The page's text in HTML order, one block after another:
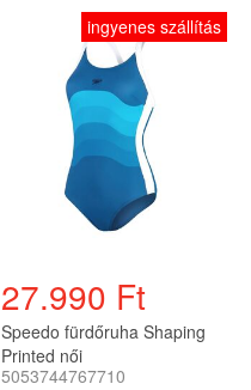
ingyenes szállítás
27.990 Ft
Speedo fürdőruha Shaping
Printed női
5053744767710